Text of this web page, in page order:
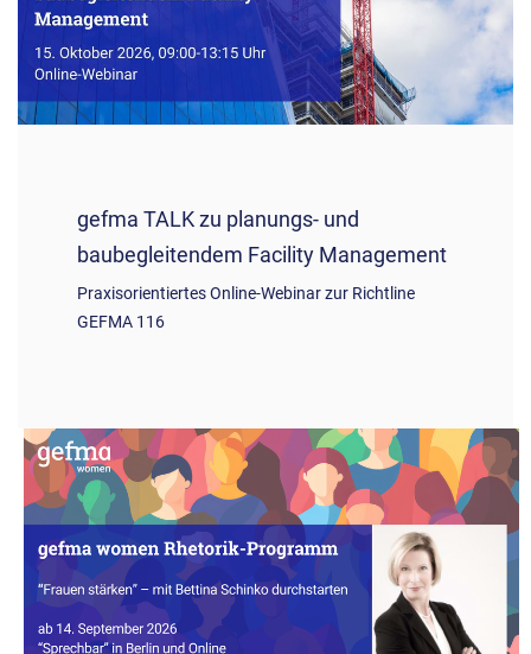
gefma TALK zu planungs- und
baubegleitendem Facility Management
Praxisorientiertes Online-Webinar zur Richtline
GEFMA 116